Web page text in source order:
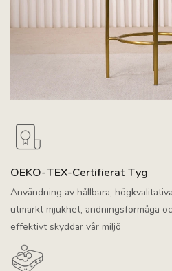
OEKO-TEX-Certifierat Tyg
Användning av hållbara,
utmärkt mjukhet, andningsförmåga
effektivt skyddar vår miljö